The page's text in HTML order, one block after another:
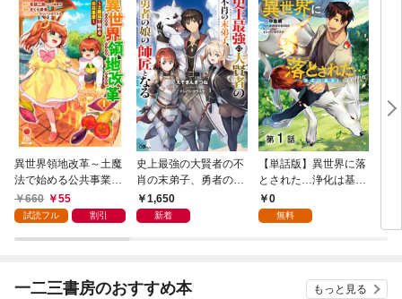
異世界領地改革～土魔
法で始める公共事業～
1巻660 55
試読フル 割引
史上最強の大賢者の不
肖の末弟子、勇者の娘
の師匠となる
1,650
新着
【単話版】異世界に落
とされた…浄化は基
本！@COMIC 第1話
0
無料
＃
一二三書房のおすすめ本 もっと見る